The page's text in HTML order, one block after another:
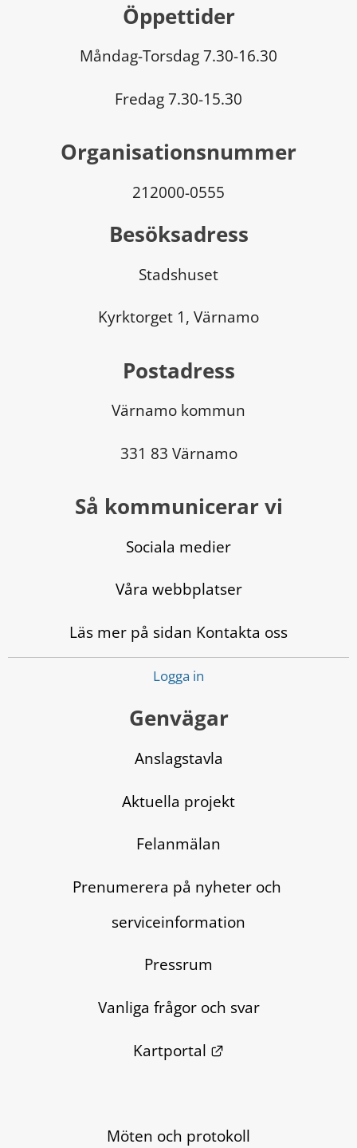
Öppettider
Måndag-Torsdag 7.30-16.30
Fredag 7.30-15.30
Organisationsnummer
212000-0555
Besöksadress
Stadshuset
Kyrktorget 1, Värnamo
Postadress
Värnamo kommun
331 83 Värnamo
Så kommunicerar vi
Sociala medier
Våra webbplatser
Läs mer på sidan Kontakta oss
Logga in
Genvägar
Anslagstavla
Aktuella projekt
Felanmälan
Prenumerera på nyheter och
serviceinformation
Pressrum
Vanliga frågor och svar
Kartportal
Länk till annan
Möten och protokoll